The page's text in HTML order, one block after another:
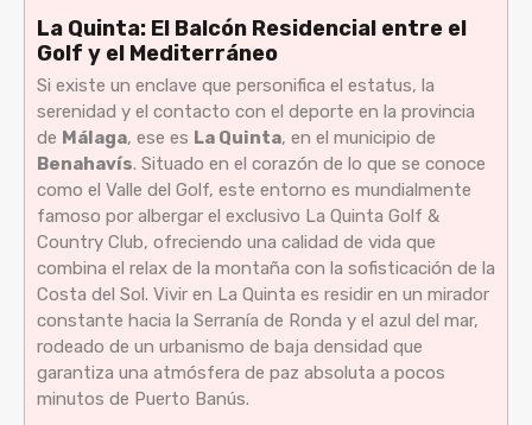
La Quinta: El Balcón Residencial entre el
Golf y el Mediterráneo
Si existe un enclave que personifica el estatus, la
serenidad y el contacto con el deporte en la provincia
de Málaga, ese es La Quinta, en el municipio de
Benahavís. Situado en el corazón de lo que se conoce
como el Valle del Golf, este entorno es mundialmente
famoso por albergar el exclusivo La Quinta Golf &
Country Club, ofreciendo una calidad de vida que
combina el relax de la montaña con la sofisticación de la
Costa del Sol. Vivir en La Quinta es residir en un mirador
constante hacia la Serranía de Ronda y el azul del mar,
rodeado de un urbanismo de baja densidad que
garantiza una atmósfera de paz absoluta a pocos
minutos de Puerto Banús.